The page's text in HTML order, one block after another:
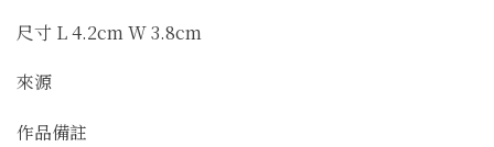
尺寸 L 4.2cm W 3.8cm
來源
作品備註